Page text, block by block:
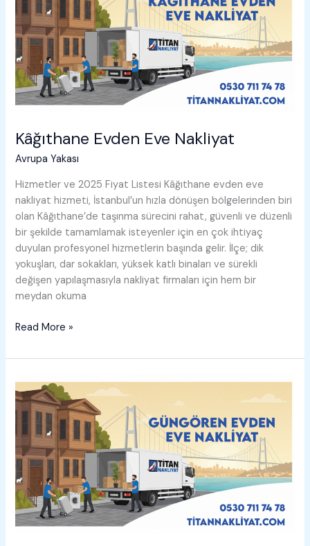
Kâğıthane Evden Eve Nakliyat
Avrupa Yakası
Hizmetler ve 2025 Fiyat Listesi Kâğıthane evden eve
nakliyat hizmeti, İstanbul’un hızla dönüşen bölgelerinden biri
olan Kâğıthane’de taşınma sürecini rahat, güvenli ve düzenli
bir şekilde tamamlamak isteyenler için en çok ihtiyaç
duyulan profesyonel hizmetlerin başında gelir. İlçe; dik
yokuşları, dar sokakları, yüksek katlı binaları ve sürekli
değişen yapılaşmasıyla nakliyat firmaları için hem bir
meydan okuma
Kâğıthane
Eve
Read More »